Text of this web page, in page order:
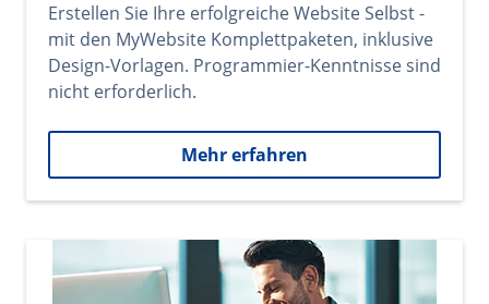
Erstellen Sie Ihre erfolgreiche Website Selbst -
mit den MyWebsite Komplettpaketen, inklusive
Design-Vorlagen. Programmier-Kenntnisse sind
nicht erforderlich.
Mehr erfahren